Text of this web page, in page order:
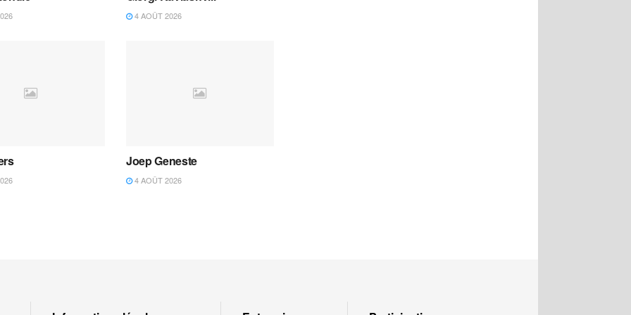
4 AOÛT 2026
Joep Geneste
4 AOÛT 2026